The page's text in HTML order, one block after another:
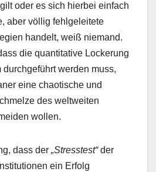
gilt oder es sich hierbei einfach
aber völlig fehlgeleitete
handelt, weiß niemand.
die quantitative Lockerung
werden muss,
eine chaotische und
des weltweiten
wollen.
dass der „Stresstest“der
ein Erfolg